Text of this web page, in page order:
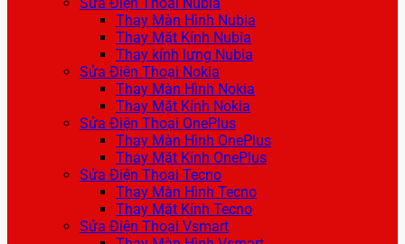
Thay Màn Hình Nubia
Thay Mặt Kính Nubia
Thay kính lưng Nubia
Sửa Điện Thoại Nokia
Thay Màn Hình Nokia
Thay Mặt Kính Nokia
Sửa Điện Thoại OnePlus
Thay Màn Hình OnePlus
Thay Mặt Kính OnePlus
Sửa Điện Thoại Tecno
Thay Màn Hình Tecno
Thay Mặt Kính Tecno
Sửa Điện Thoại Vsmart